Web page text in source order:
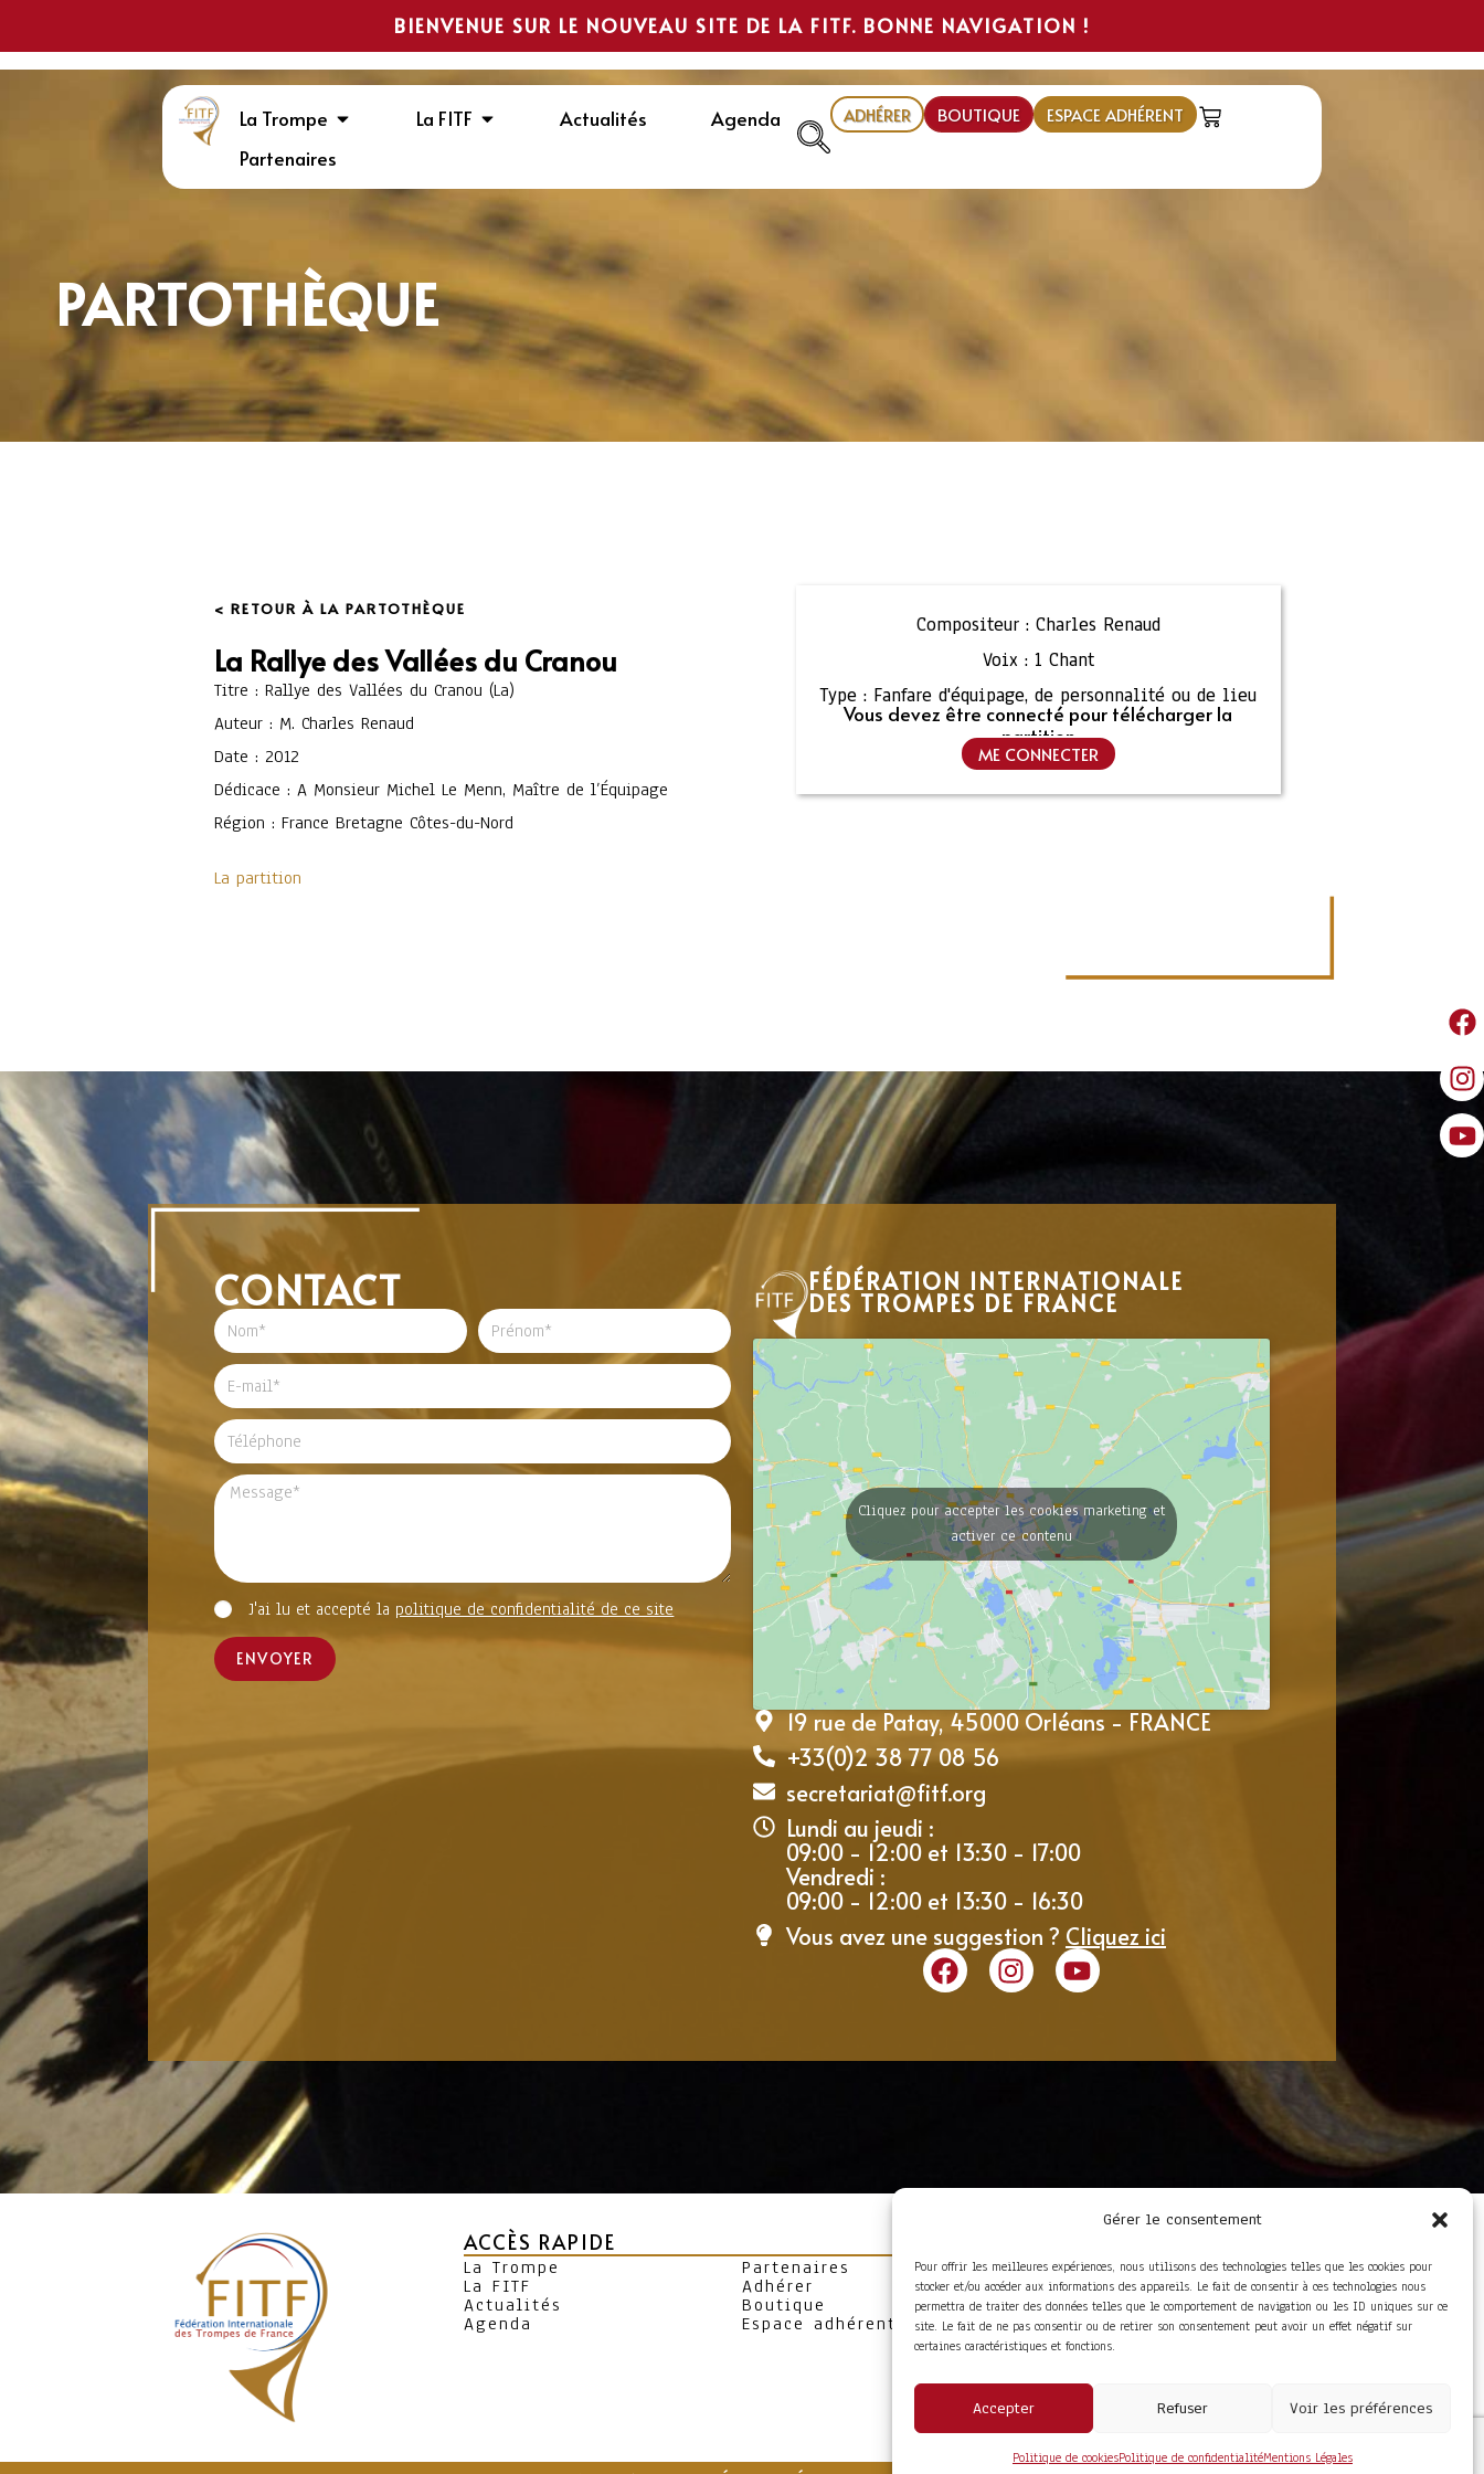
Gérer le consentement
Pour offrir les meilleures expériences, nous utilisons des technologies telles que les cookies pour
stocker et/ou accéder aux informations des appareils. Le fait de consentir à ces technologies nous
permettra de traiter des données telles que le comportement de navigation ou les ID uniques sur ce
site. Le fait de ne pas consentir ou de retirer son consentement peut avoir un effet négatif sur
certaines caractéristiques et fonctions.
Accepter Refuser Voir les préférences
Politique de cookiesPolitique de confidentialitéMentions Légales
BIENVENUE SUR LE NOUVEAU SITE DE LA FITF. BONNE NAVIGATION !
La Trompe La FITF Actualités
Agenda
Partenaires
ADHÉRER BOUTIQUE ESPACE ADHÉRENT
PARTOTHÈQUE
< RETOUR À LA PARTOTHÈQUE
La Rallye des Vallées du Cranou
Titre : Rallye des Vallées du Cranou (La)
Auteur : M. Charles Renaud
Date : 2012
Dédicace : A Monsieur Michel Le Menn, Maître de l’Équipage
Région : France Bretagne Côtes-du-Nord
La partition
Compositeur : Charles Renaud
Voix : 1 Chant
Type : Fanfare d'équipage, de personnalité ou de lieu
Vous devez être connecté pour télécharger la
partition
ME CONNECTER
CONTACT
J'ai lu et accepté la politique de confidentialité de ce site
ENVOYER
FÉDÉRATION INTERNATIONALE
DES TROMPES DE FRANCE
Cliquez pour accepter les cookies marketing et
activer ce contenu
19 rue de Patay, 45000 Orléans - FRANCE
+33(0)2 38 77 08 56
secretariat@fitf.org
Lundi au jeudi :
09:00 - 12:00 et 13:30 - 17:00
Vendredi :
09:00 - 12:00 et 13:30 - 16:30
Vous avez une suggestion ? Cliquez ici
ACCÈS RAPIDE
La Trompe
La FITF
Actualités
Agenda
Partenaires
Adhérer
Boutique
Espace adhérent
Foire aux questions
Conditions Générales de
Vente
Mentions Légales
Politique de